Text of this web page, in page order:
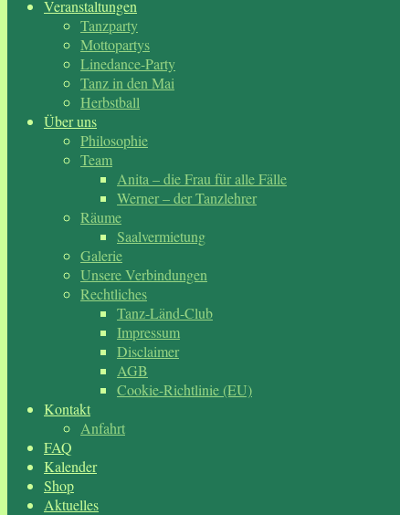
Veranstaltungen
Tanzparty
Mottopartys
Linedance-Party
Tanz in den Mai
Herbstball
Über uns
Philosophie
Team
Anita – die Frau für alle Fälle
Werner – der Tanzlehrer
Räume
Saalvermietung
Galerie
Unsere Verbindungen
Rechtliches
Tanz-Länd-Club
Impressum
Disclaimer
AGB
Cookie-Richtlinie (EU)
Kontakt
Anfahrt
FAQ
Kalender
Shop
Aktuelles